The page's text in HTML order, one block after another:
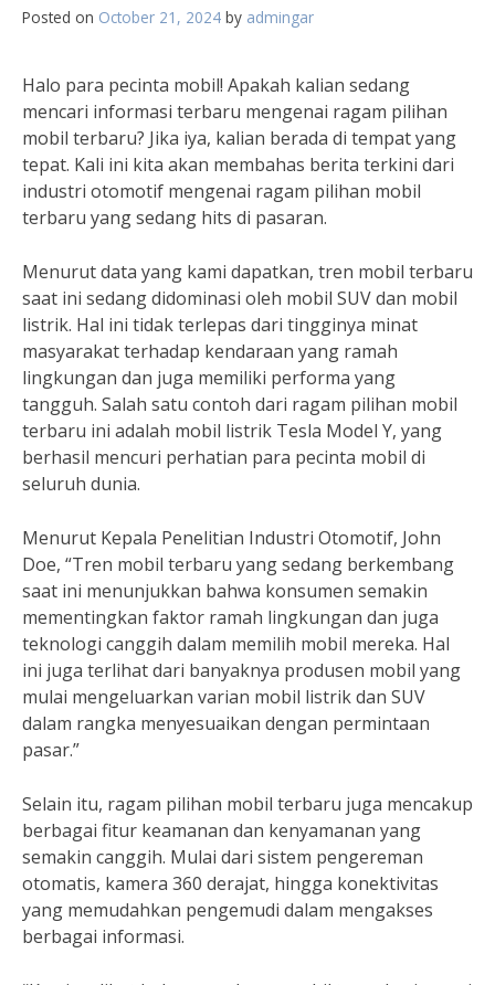
Posted on October 21, 2024 by admingar
Halo para pecinta mobil! Apakah kalian sedang
mencari informasi terbaru mengenai ragam pilihan
mobil terbaru? Jika iya, kalian berada di tempat yang
tepat. Kali ini kita akan membahas berita terkini dari
industri otomotif mengenai ragam pilihan mobil
terbaru yang sedang hits di pasaran.
Menurut data yang kami dapatkan, tren mobil terbaru
saat ini sedang didominasi oleh mobil SUV dan mobil
listrik. Hal ini tidak terlepas dari tingginya minat
masyarakat terhadap kendaraan yang ramah
lingkungan dan juga memiliki performa yang
tangguh. Salah satu contoh dari ragam pilihan mobil
terbaru ini adalah mobil listrik Tesla Model Y, yang
berhasil mencuri perhatian para pecinta mobil di
seluruh dunia.
Menurut Kepala Penelitian Industri Otomotif, John
Doe, “Tren mobil terbaru yang sedang berkembang
saat ini menunjukkan bahwa konsumen semakin
mementingkan faktor ramah lingkungan dan juga
teknologi canggih dalam memilih mobil mereka. Hal
ini juga terlihat dari banyaknya produsen mobil yang
mulai mengeluarkan varian mobil listrik dan SUV
dalam rangka menyesuaikan dengan permintaan
pasar.”
Selain itu, ragam pilihan mobil terbaru juga mencakup
berbagai fitur keamanan dan kenyamanan yang
semakin canggih. Mulai dari sistem pengereman
otomatis, kamera 360 derajat, hingga konektivitas
yang memudahkan pengemudi dalam mengakses
berbagai informasi.